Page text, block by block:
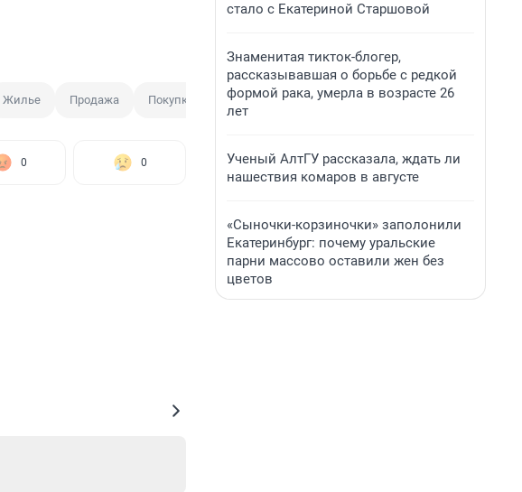
Жилье Продажа Покупка
0 0
стало с Екатериной Старшовой
Знаменитая тикток-блогер,
рассказывавшая о борьбе с редкой
формой рака, умерла в возрасте 26
лет
Ученый АлтГУ рассказала, ждать ли
нашествия комаров в августе
«Сыночки-корзиночки» заполонили
Екатеринбург: почему уральские
парни массово оставили жен без
цветов